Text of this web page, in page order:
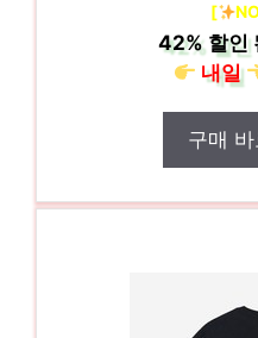
[
42%할인
내일
구매